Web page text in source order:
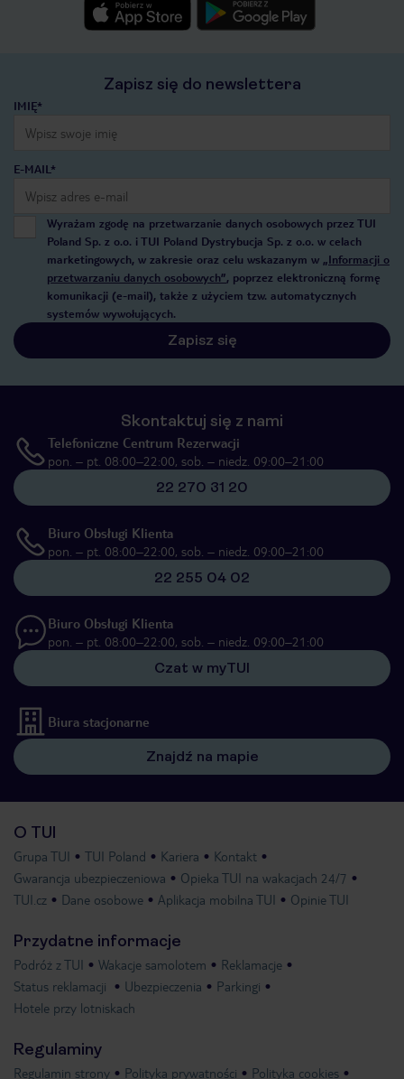
Zapisz się do newslettera
IMIĘ*
E-MAIL*
Wyrażam zgodę na przetwarzanie danych osobowych przez TUI
Poland Sp. z o.o. i TUI Poland Dystrybucja Sp. z o.o. w celach
marketingowych, w zakresie oraz celu wskazanym w „Informacji o
przetwarzaniu danych osobowych”, poprzez elektroniczną formę
komunikacji (e-mail), także z użyciem tzw. automatycznych
systemów wywołujących.
Zapisz się
Skontaktuj się z nami
Telefoniczne Centrum Rezerwacji
pon. – pt. 08:00–22:00, sob. – niedz. 09:00–21:00
22 270 31 20
Biuro Obsługi Klienta
pon. – pt. 08:00–22:00, sob. – niedz. 09:00–21:00
22 255 04 02
Biuro Obsługi Klienta
pon. – pt. 08:00–22:00, sob. – niedz. 09:00–21:00
Czat w myTUI
Biura stacjonarne
Znajdź na mapie
O TUI
Grupa TUI TUI Poland Kariera
Kontakt
Gwarancja ubezpieczeniowa
Opieka TUI na wakacjach 24/7
TUI.cz
Dane osobowe Aplikacja mobilna TUI Opinie TUI
Przydatne informacje
Podróż z TUI Wakacje samolotem
Reklamacje
Status reklamacji
Ubezpieczenia
Parkingi
Hotele przy lotniskach
Regulaminy
Regulamin strony Polityka prywatności Polityka cookies